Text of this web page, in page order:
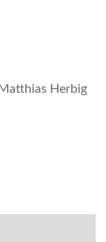
Herbig